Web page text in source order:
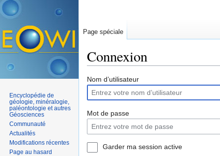
Connexion
Nom d’utilisateur
Mot de passe
Garder ma session active
Page spéciale
Encyclopédie de
géologie, minéralogie,
paléontologie et autres
Géosciences
Communauté
Actualités
Modifications récentes
Page au hasard